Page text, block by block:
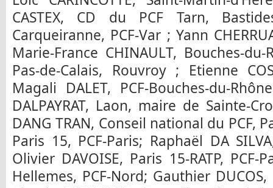
CASTEX, CD du PCF Tarn,
Carqueiranne, PCF-Var ; Yann
Marie-France CHINAULT, Bouches-
Pas-de-Calais, Rouvroy ; Etienne
Magali DALET, PCF-Bouches-du-
DALPAYRAT, Laon, maire de Sainte-
DANG TRAN, Conseil national du PCF,
Paris 15, PCF-Paris; Raphaël DA
Olivier DAVOISE, Paris 15-RATP, PCF-
Hellemes, PCF-Nord; Gauthier